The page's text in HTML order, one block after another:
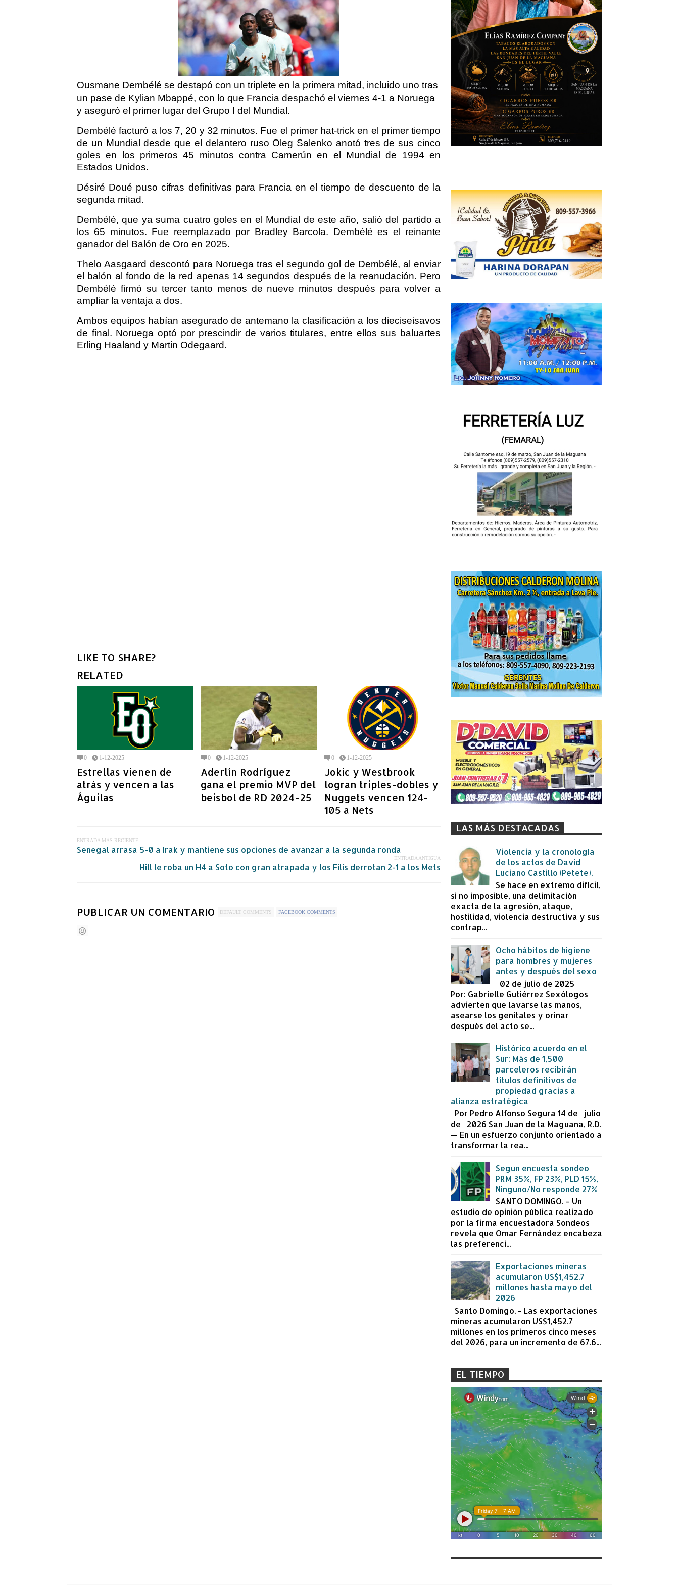
Ousmane Dembélé se destapó con un triplete en la primera mitad, incluido uno tras
un pase de Kylian Mbappé, con lo que Francia despachó el viernes 4-1 a Noruega
y aseguró el primer lugar del Grupo I del Mundial.
Dembélé facturó a los 7, 20 y 32 minutos. Fue el primer hat-trick en el primer tiempo
de un Mundial desde que el delantero ruso Oleg Salenko anotó tres de sus cinco
goles en los primeros 45 minutos contra Camerún en el Mundial de 1994 en
Estados Unidos.
Désiré Doué puso cifras definitivas para Francia en el tiempo de descuento de la
segunda mitad.
Dembélé, que ya suma cuatro goles en el Mundial de este año, salió del partido a
los 65 minutos. Fue reemplazado por Bradley Barcola. Dembélé es el reinante
ganador del Balón de Oro en 2025.
Thelo Aasgaard descontó para Noruega tras el segundo gol de Dembélé, al enviar
el balón al fondo de la red apenas 14 segundos después de la reanudación. Pero
Dembélé firmó su tercer tanto menos de nueve minutos después para volver a
ampliar la ventaja a dos.
Ambos equipos habían asegurado de antemano la clasificación a los dieciseisavos
de final. Noruega optó por prescindir de varios titulares, entre ellos sus baluartes
Erling Haaland y Martin Odegaard.
LIKE TO SHARE?
RELATED
0 1-12-2025
Estrellas vienen de
atrás y vencen a las
Águilas
0 1-12-2025
Aderlín Rodríguez
gana el premio MVP del
beisbol de RD 2024-25
0 1-12-2025
Jokic y Westbrook
logran triples-dobles y
Nuggets vencen 124-
105 a Nets
ENTRADA MÁS RECIENTE
Senegal arrasa 5-0 a Irak y mantiene sus opciones de avanzar a la segunda ronda
ENTRADA ANTIGUA
Hill le roba un H4 a Soto con gran atrapada y los Filis derrotan 2-1 a los Mets
PUBLICAR UN COMENTARIO DEFAULT COMMENTS FACEBOOK COMMENTS
LAS MÁS DESTACADAS
Violencia y la cronología
de los actos de David
Luciano Castillo (Petete).
Se hace en extremo difícil,
si no imposible, una delimitación
exacta de la agresión, ataque,
hostilidad, violencia destructiva y sus
contrap...
Ocho hábitos de higiene
para hombres y mujeres
antes y después del sexo
02 de julio de 2025
Por: Gabrielle Gutiérrez Sexólogos
advierten que lavarse las manos,
asearse los genitales y orinar
después del acto se...
Histórico acuerdo en el
Sur: Más de 1,500
parceleros recibirán
títulos definitivos de
propiedad gracias a
alianza estratégica
Por Pedro Alfonso Segura 14 de julio
de 2026 San Juan de la Maguana, R.D.
— En un esfuerzo conjunto orientado a
transformar la rea...
Segun encuesta sondeo
PRM 35%, FP 23%, PLD 15%,
Ninguno/No responde 27%
SANTO DOMINGO. – Un
estudio de opinión pública realizado
por la firma encuestadora Sondeos
revela que Omar Fernández encabeza
las preferenci...
Exportaciones mineras
acumularon US$1,452.7
millones hasta mayo del
2026
Santo Domingo. - Las exportaciones
mineras acumularon US$1,452.7
millones en los primeros cinco meses
del 2026, para un incremento de 67.6...
EL TIEMPO